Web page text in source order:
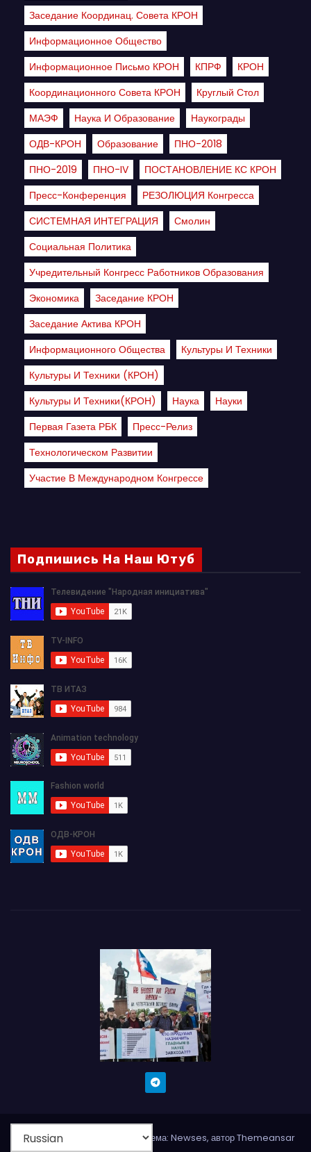
Заседание Координац. Совета КРОН
Информационное Общество
Информационное Письмо КРОН
КПРФ
КРОН
Координационного Совета КРОН
Круглый Стол
МАЭФ
Наука И Образование
Наукограды
ОДВ-КРОН
Образование
ПНО-2018
ПНО-2019
ПНО-IV
ПОСТАНОВЛЕНИЕ КС КРОН
Пресс-Конференция
РЕЗОЛЮЦИЯ Конгресса
СИСТЕМНАЯ ИНТЕГРАЦИЯ
Смолин
Социальная Политика
Учредительный Конгресс Работников Образования
Экономика
Заседание КРОН
Заседание Актива КРОН
Информационного Общества
Культуры И Техники
Культуры И Техники (КРОН)
Культуры И Техники(КРОН)
Наука
Науки
Первая Газета РБК
Пресс-Релиз
Технологическом Развитии
Участие В Международном Конгрессе
Подпишись На Наш Ютуб
Сайт работает на WordPress |Тема: Newses, авторThemeansar